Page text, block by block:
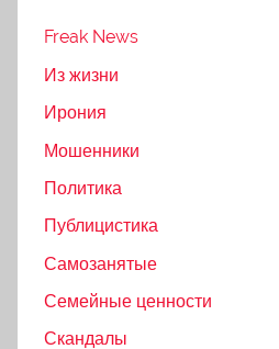
Freak News
Из жизни
Ирония
Мошенники
Политика
Публицистика
Самозанятые
Семейные ценности
Скандалы